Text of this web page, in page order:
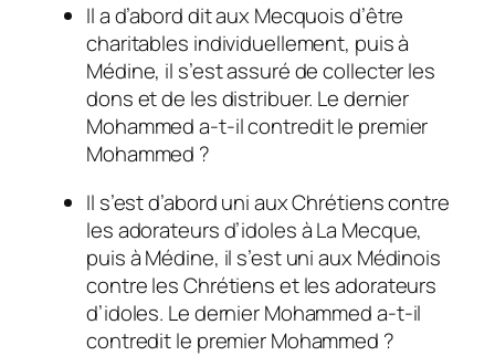
Il a d’abord dit aux Mecquois d’être
charitables individuellement, puis à
Médine, il s’est assuré de collecter les
dons et de les distribuer. Le dernier
Mohammed a-t-il contredit le premier
Mohammed ?
Il s’est d’abord uni aux Chrétiens contre
les adorateurs d’idoles à La Mecque,
puis à Médine, il s’est uni aux Médinois
contre les Chrétiens et les adorateurs
d’idoles. Le dernier Mohammed a-t-il
contredit le premier Mohammed ?